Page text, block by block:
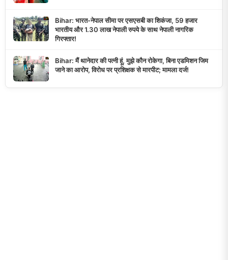
Bihar: भारत-नेपाल सीमा पर एसएसबी का शिकंजा, 59 हजार
भारतीय और 1.30 लाख नेपाली रुपये के साथ नेपाली नागरिक
गिरफ्तार!
Bihar: मैं थानेदार की पत्नी हूं, मुझे कौन रोकेगा, बिना एडमिशन जिम
जाने का आरोप, विरोध पर प्रशिक्षक से मारपीट; मामला दर्ज!